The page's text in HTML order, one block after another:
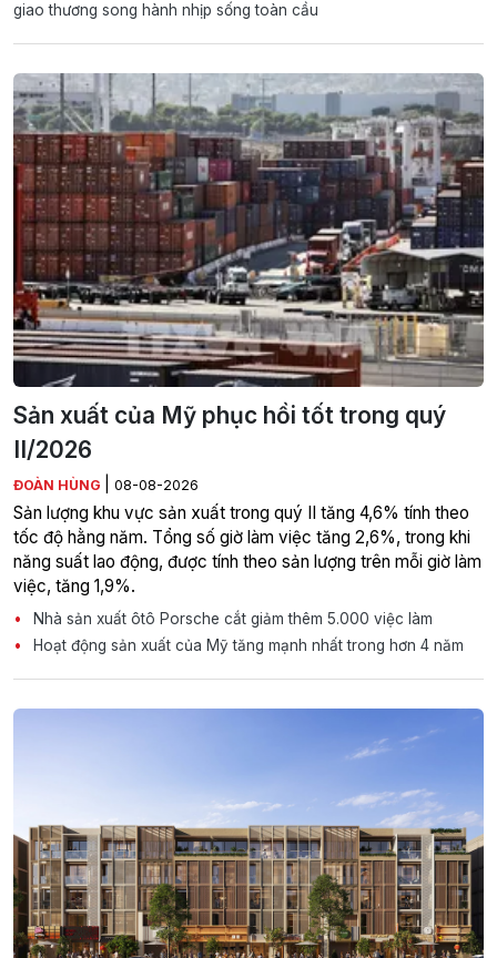
giao thương song hành nhịp sống toàn cầu
Sản xuất của Mỹ phục hồi tốt trong quý
II/2026
ĐOÀN HÙNG 08-08-2026
Sản lượng khu vực sản xuất trong quý II tăng 4,6% tính theo
tốc độ hằng năm. Tổng số giờ làm việc tăng 2,6%, trong khi
năng suất lao động, được tính theo sản lượng trên mỗi giờ làm
việc, tăng 1,9%.
Nhà sản xuất ôtô Porsche cắt giảm thêm 5.000 việc làm
Hoạt động sản xuất của Mỹ tăng mạnh nhất trong hơn 4 năm